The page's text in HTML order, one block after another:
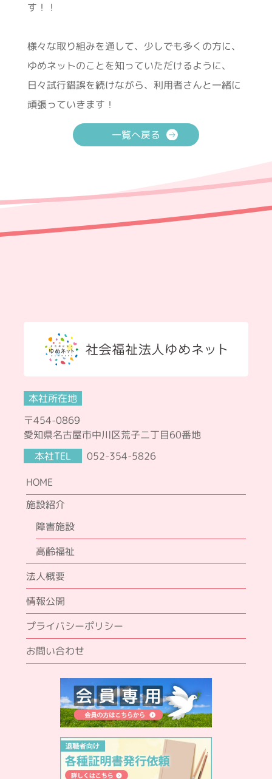
す！！
様々な取り組みを通して、少しでも多くの方に、
ゆめネットのことを知っていただけるように、
日々試行錯誤を続けながら、利用者さんと一緒に
頑張っていきます！
一覧へ戻る
本社所在地
〒454-0869
愛知県名古屋市中川区荒子二丁目60番地
本社TEL
052-354-5826
HOME
施設紹介
障害施設
高齢福祉
法人概要
情報公開
プライバシーポリシー
お問い合わせ